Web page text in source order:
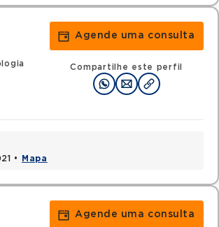
Agende uma consulta
Compartilhe este perfil
• Mapa
Agende uma consulta